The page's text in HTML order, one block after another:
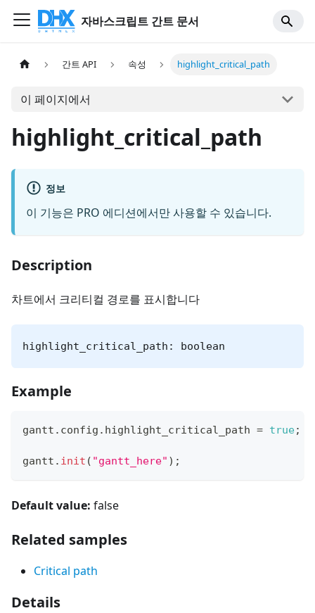
자바스크립트 간트 문서
간트 API 속성 highlight_critical_path
이 페이지에서
highlight_critical_path
정보
이 기능은 PRO 에디션에서만 사용할 수 있습니다.
Description
차트에서 크리티컬 경로를 표시합니다
highlight_critical_path: boolean
Example
gantt . config . highlight_critical_path = true;
gantt . init ( "gantt_here" ) ;
Default value: false
Related samples
Critical path
Details